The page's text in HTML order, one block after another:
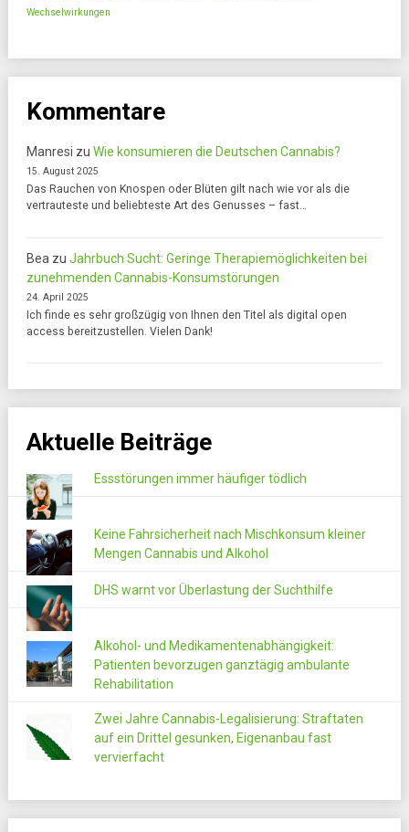
Wechselwirkungen
Kommentare
Manresi zu Wie konsumieren die Deutschen Cannabis?
15. August 2025
Das Rauchen von Knospen oder Blüten gilt nach wie vor als die
vertrauteste und beliebteste Art des Genusses – fast…
Bea zu Jahrbuch Sucht: Geringe Therapiemöglichkeiten bei
zunehmenden Cannabis-Konsumstörungen
24. April 2025
Ich finde es sehr großzügig von Ihnen den Titel als digital open
access bereitzustellen. Vielen Dank!
Aktuelle Beiträge
Essstörungen immer häufiger tödlich
Keine Fahrsicherheit nach Mischkonsum kleiner
Mengen Cannabis und Alkohol
DHS warnt vor Überlastung der Suchthilfe
Alkohol- und Medikamentenabhängigkeit:
Patienten bevorzugen ganztägig ambulante
Rehabilitation
Zwei Jahre Cannabis-Legalisierung: Straftaten
auf ein Drittel gesunken, Eigenanbau fast
vervierfacht